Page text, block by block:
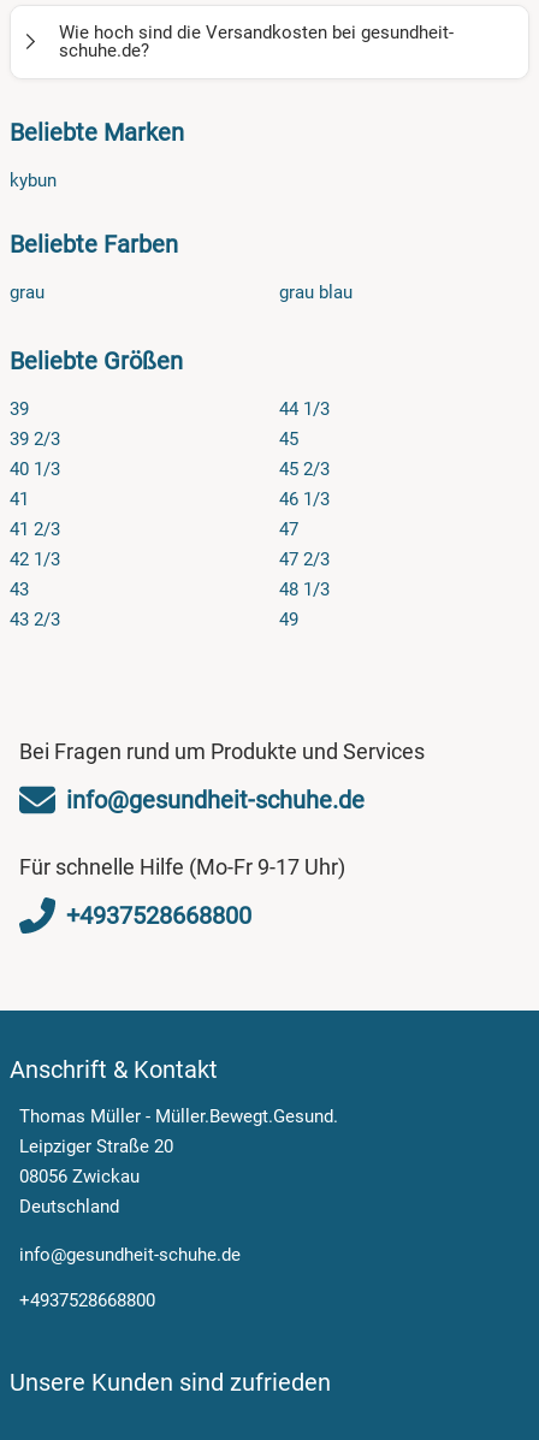
Wie hoch sind die Versandkosten bei gesundheit-
schuhe.de?
Versandkosten bei einer Lieferung innerhalb Deutschlands
jeweiligen Paket-Porto des Landes ab.
Beliebte Marken
kybun
Beliebte Farben
grau grau blau
Beliebte Größen
39
39 2/3
40 1/3
41
41 2/3
42 1/3
43
43 2/3
44 1/3
45
45 2/3
46 1/3
47
47 2/3
48 1/3
49
Bei Fragen rund um Produkte und Services
info@gesundheit-schuhe.de
Für schnelle Hilfe (Mo-Fr 9-17 Uhr)
+4937528668800
Anschrift & Kontakt
Thomas Müller - Müller.Bewegt.Gesund.
Leipziger Straße 20
08056 Zwickau
Deutschland
info@gesundheit-schuhe.de
+4937528668800
Unsere Kunden sind zufrieden